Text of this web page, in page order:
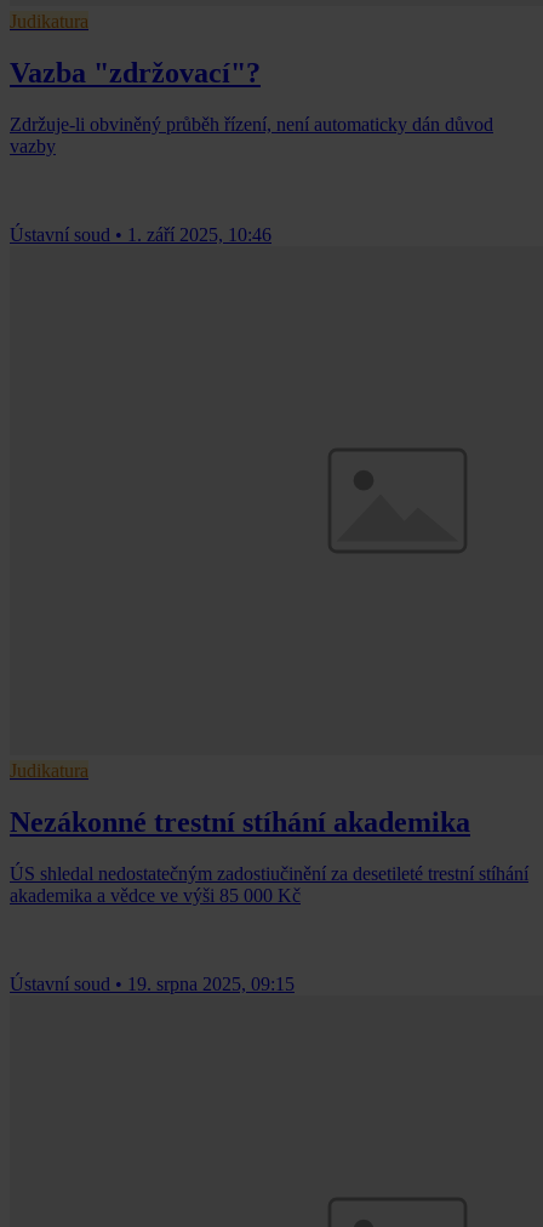
Judikatura
Vazba "zdržovací"?
Zdržuje-li obviněný průběh řízení, není automaticky dán důvod
vazby
Ústavní soud • 1. září 2025, 10:46
Judikatura
Nezákonné trestní stíhání akademika
ÚS shledal nedostatečným zadostiučinění za desetileté trestní stíhání
akademika a vědce ve výši 85 000 Kč
Ústavní soud • 19. srpna 2025, 09:15